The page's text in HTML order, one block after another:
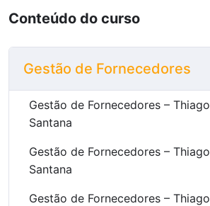
Conteúdo do curso
Gestão de Fornecedores
Gestão de Fornecedores – Thiago
Santana
Gestão de Fornecedores – Thiago
Santana
Gestão de Fornecedores – Thiago